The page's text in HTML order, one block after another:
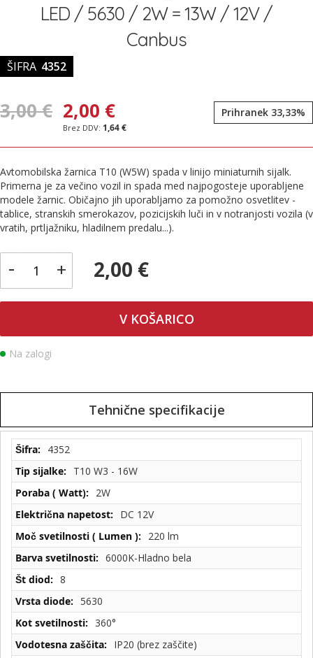
LED / 5630 / 2W = 13W / 12V /
Canbus
ŠIFRA 4352
3,00 € 2,00 €
1,64 €
Prihranek 33,33%
Avtomobilska žarnica T10 (W5W) spada v linijo miniaturnih sijalk.
Primerna je za večino vozil in spada med najpogosteje uporabljene
modele žarnic. Običajno jih uporabljamo za pomožno osvetlitev -
tablice, stranskih smerokazov, pozicijskih luči in v notranjosti vozila (v
vratih, prtljažniku, hladilnem predalu...).
- + 2,00 €
V KOŠARICO
Na zalogi
Tehnične specifikacije
Tehnične
specifikacije
4352
T10 W3 - 16W
2W
DC 12V
220 lm
6000K-Hladno bela
8
5630
360°
IP20 (brez zaščite)